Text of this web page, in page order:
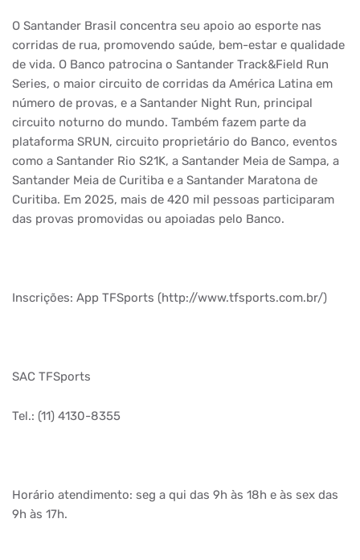
O Santander Brasil concentra seu apoio ao esporte nas
corridas de rua, promovendo saúde, bem-estar e qualidade
de vida. O Banco patrocina o Santander Track&Field Run
Series, o maior circuito de corridas da América Latina em
número de provas, e a Santander Night Run, principal
circuito noturno do mundo. Também fazem parte da
plataforma SRUN, circuito proprietário do Banco, eventos
como a Santander Rio S21K, a Santander Meia de Sampa, a
Santander Meia de Curitiba e a Santander Maratona de
Curitiba. Em 2025, mais de 420 mil pessoas participaram
das provas promovidas ou apoiadas pelo Banco.
Inscrições: App TFSports (http://www.tfsports.com.br/)
SAC TFSports
Tel.: (11) 4130-8355
Horário atendimento: seg a qui das 9h às 18h e às sex das
9h às 17h.